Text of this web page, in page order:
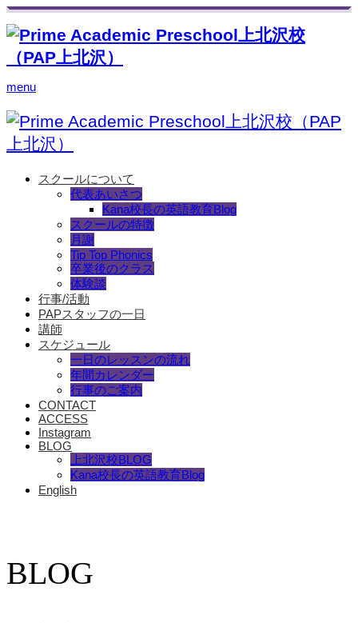
menu
スクールについて
代表あいさつ
Kana校長の英語教育Blog
スクールの特徴
月謝
Tip Top Phonics
卒業後のクラス
体験談
行事/活動
PAPスタッフの一日
講師
スケジュール
一日のレッスンの流れ
年間カレンダー
行事のご案内
CONTACT
ACCESS
Instagram
BLOG
上北沢校BLOG
Kana校長の英語教育Blog
English
BLOG